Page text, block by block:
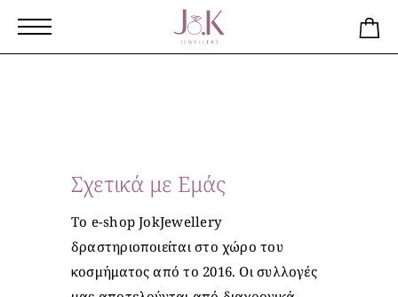
Σχετικά με Εμάς
Το e-shop JokJewellery
δραστηριοποιείται στο χώρο του
κοσμήματος από το 2016. Οι συλλογές